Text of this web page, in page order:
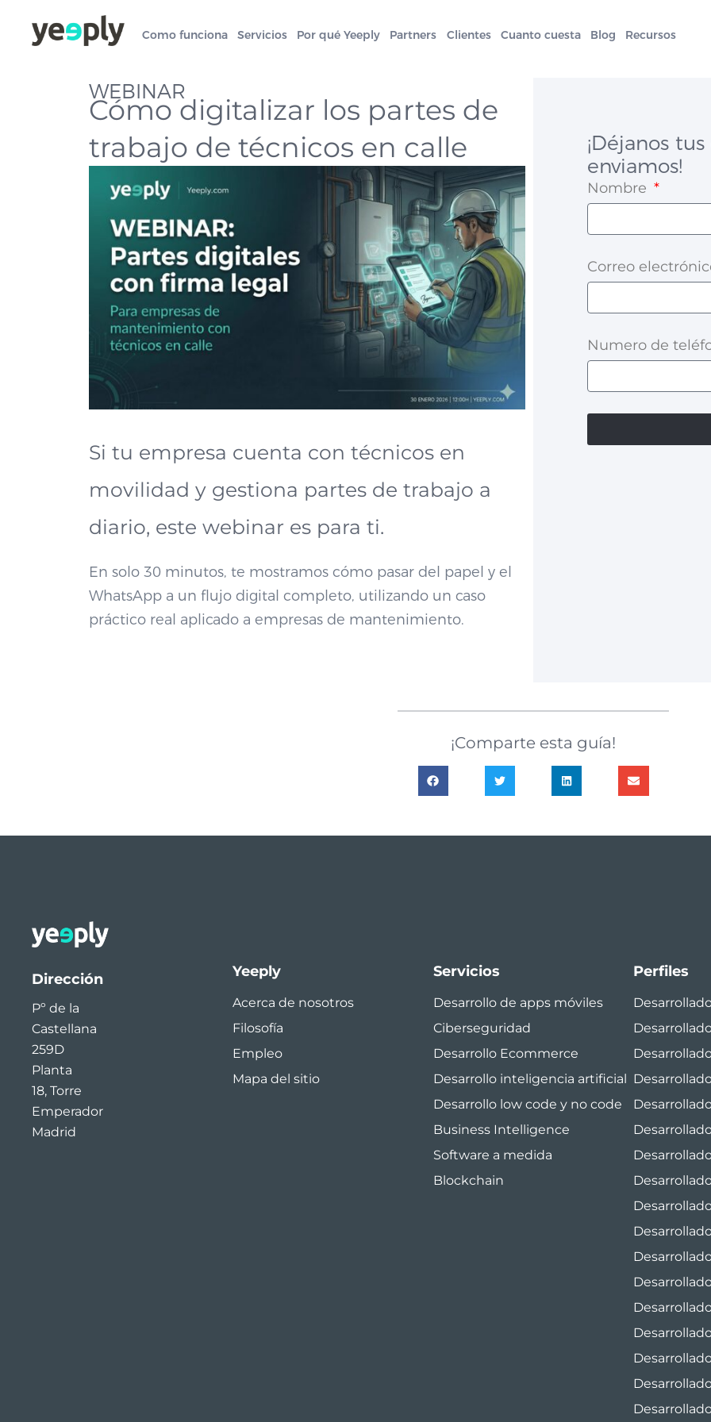
Como funciona Servicios Por qué Yeeply Partners Clientes Cuanto cuesta Blog Recursos
WEBINAR
Cómo digitalizar los partes de
trabajo de técnicos en calle
Si tu empresa cuenta con técnicos en
movilidad y gestiona partes de trabajo a
diario, este webinar es para ti.
En solo 30 minutos, te mostramos cómo pasar del papel y el
WhatsApp a un flujo digital completo, utilizando un caso
práctico real aplicado a empresas de mantenimiento.
¡Déjanos
enviamos!
Nombre
Correo
Numero de
¡Comparte esta guía!
Dirección
Pº de la
Castellana
259D
Planta
18, Torre
Emperador
Madrid
Yeeply
Acerca de nosotros
Filosofía
Empleo
Mapa del sitio
Servicios
Desarrollo de apps móviles
Ciberseguridad
Desarrollo Ecommerce
Desarrollo inteligencia artificial
Desarrollo low code y no code
Business Intelligence
Software a medida
Blockchain
Perfiles